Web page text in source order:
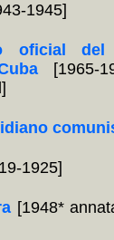
1945]
oficial
[1965-
1925]
[1948*